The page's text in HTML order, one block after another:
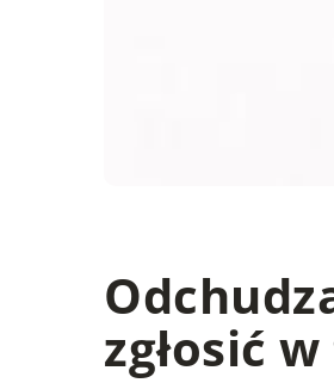
zgłosić